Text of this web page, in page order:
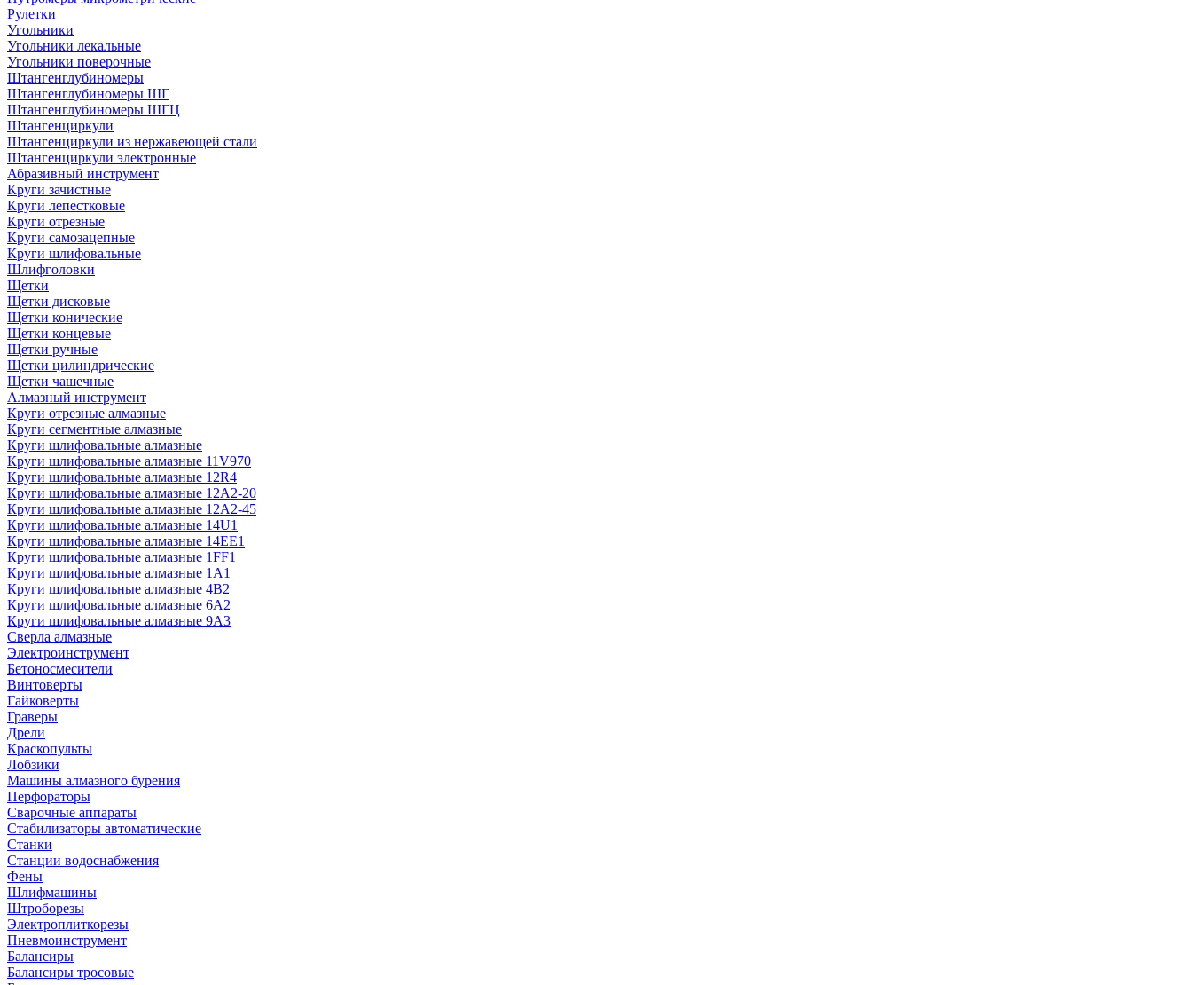
Рулетки
Угольники
Угольники лекальные
Угольники поверочные
Штангенглубиномеры
Штангенглубиномеры ШГ
Штангенглубиномеры ШГЦ
Штангенциркули
Штангенциркули из нержавеющей стали
Штангенциркули электронные
Абразивный инструмент
Круги зачистные
Круги лепестковые
Круги отрезные
Круги самозацепные
Круги шлифовальные
Шлифголовки
Щетки
Щетки дисковые
Щетки конические
Щетки концевые
Щетки ручные
Щетки цилиндрические
Щетки чашечные
Алмазный инструмент
Круги отрезные алмазные
Круги сегментные алмазные
Круги шлифовальные алмазные
Круги шлифовальные алмазные 11V970
Круги шлифовальные алмазные 12R4
Круги шлифовальные алмазные 12А2-20
Круги шлифовальные алмазные 12А2-45
Круги шлифовальные алмазные 14U1
Круги шлифовальные алмазные 14ЕЕ1
Круги шлифовальные алмазные 1FF1
Круги шлифовальные алмазные 1А1
Круги шлифовальные алмазные 4В2
Круги шлифовальные алмазные 6A2
Круги шлифовальные алмазные 9А3
Сверла алмазные
Электроинструмент
Бетоносмесители
Винтоверты
Гайковерты
Граверы
Дрели
Краскопульты
Лобзики
Машины алмазного бурения
Перфораторы
Сварочные аппараты
Стабилизаторы автоматические
Станки
Станции водоснабжения
Фены
Шлифмашины
Штроборезы
Электроплиткорезы
Пневмоинструмент
Балансиры
Балансиры тросовые